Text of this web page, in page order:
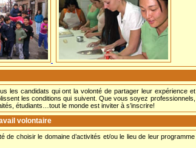
les candidats qui ont la volonté de partager leur expérience et
les conditions qui suivent. Que vous soyez professionnels,
étudiants…tout le monde est inviter à s’inscrire!
volontaire
de choisir le domaine d’activités et/ou le lieu de leur programme